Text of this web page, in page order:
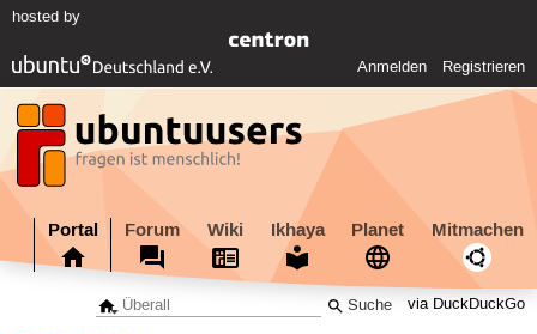
hosted by
Anmelden Registrieren
Portal Forum Wiki Ikhaya Planet Mitmachen
via DuckDuckGo